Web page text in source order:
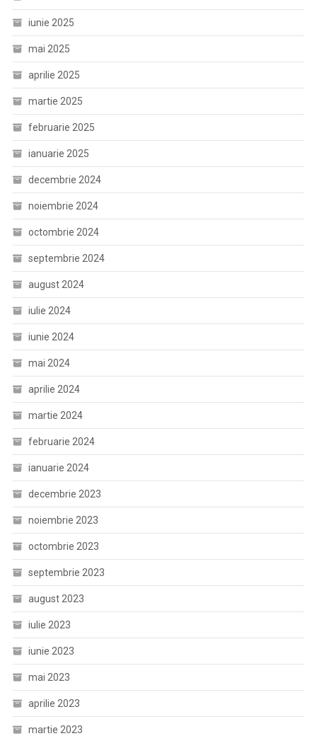
iunie 2025
mai 2025
aprilie 2025
martie 2025
februarie 2025
ianuarie 2025
decembrie 2024
noiembrie 2024
octombrie 2024
septembrie 2024
august 2024
iulie 2024
iunie 2024
mai 2024
aprilie 2024
martie 2024
februarie 2024
ianuarie 2024
decembrie 2023
noiembrie 2023
octombrie 2023
septembrie 2023
august 2023
iulie 2023
iunie 2023
mai 2023
aprilie 2023
martie 2023